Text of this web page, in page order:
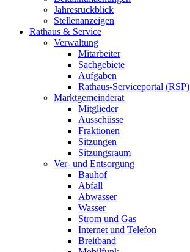
Jahresrückblick
Stellenanzeigen
Rathaus & Service
Verwaltung
Mitarbeiter
Sachgebiete
Aufgaben
Rathaus-Serviceportal (RSP)
Marktgemeinderat
Mitglieder
Ausschüsse
Fraktionen
Sitzungen
Sitzungsraum
Ver- und Entsorgung
Bauhof
Abfall
Abwasser
Wasser
Strom und Gas
Internet und Telefon
Breitband